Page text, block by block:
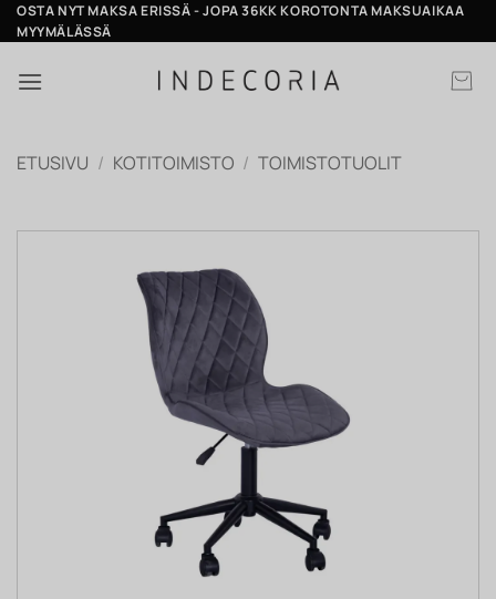
Skip
to
OSTA NYT MAKSA ERISSÄ - JOPA 36KK KOROTONTA MAKSUAIKAA
MYYMÄLÄSSÄ
ETUSIVU / KOTITOIMISTO / TOIMISTOTUOLIT